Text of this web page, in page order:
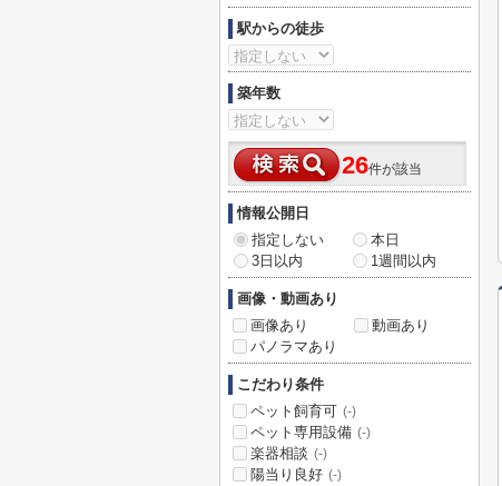
駅からの徒歩
築年数
26件が該当
情報公開日
指定しない
本日
3日以内
1週間以内
画像・動画あり
画像あり
動画あり
パノラマあり
こだわり条件
ペット飼育可 (-)
ペット専用設備 (-)
楽器相談 (-)
陽当り良好 (-)